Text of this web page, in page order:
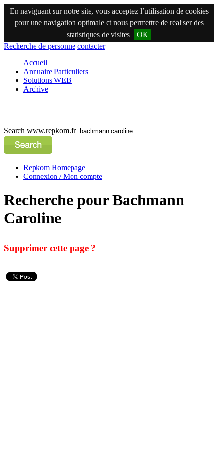
En naviguant sur notre site, vous acceptez l’utilisation de cookies
pour une navigation optimale et nous permettre de réaliser des
statistiques de visites
OK
Recherche de personne contacter
Accueil
Annuaire Particuliers
Solutions WEB
Archive
Search www.repkom.fr
Repkom Homepage
Connexion / Mon compte
Recherche pour Bachmann
Caroline
Supprimer cette page ?